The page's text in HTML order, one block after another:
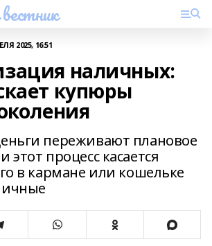
2025, 16:51
наличных:
купюры
переживают плановое
этот процесс касается
в кармане или кошельке